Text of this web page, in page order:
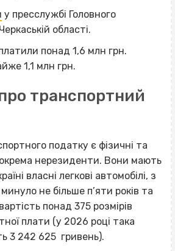
у пресслужбі Головного
області.
понад 1,6 млн грн.
1,1 млн грн.
транспортний
податку є фізичні та
нерезиденти. Вони мають
власні легкові автомобілі, з
не більше п’яти років та
понад 375 розмірів
плати (у 2026 році така
3 242 625 гривень).